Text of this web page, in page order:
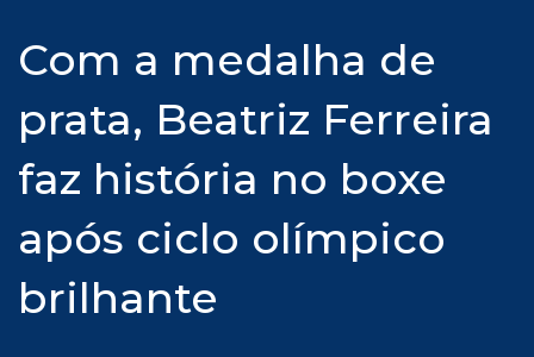
Com a medalha de
prata, Beatriz Ferreira
faz história no boxe
após ciclo olímpico
brilhante